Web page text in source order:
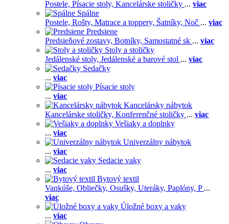
Postele, Písacie stoly, Kancelárske stoličky ... viac
Spálne
Postele, Rošty, Matrace a toppery, Šatníky, Noč ... viac
Predsiene
Predsieňové zostavy, Botníky, Samostatné sk ... viac
Stoly a stoličky
Jedálenské stoly, Jedálenské a barové stol ... viac
Sedačky
... viac
Písacie stoly
... viac
Kancelársky nábytok
Kancelárske stoličky, Konferenčné stoličky ... viac
Vešiaky a doplnky
... viac
Univerzálny nábytok
... viac
Sedacie vaky
... viac
Bytový textil
Vankúše, Obliečky, Osušky, Uteráky, Paplóny, P ...
viac
Úložné boxy a vaky
... viac